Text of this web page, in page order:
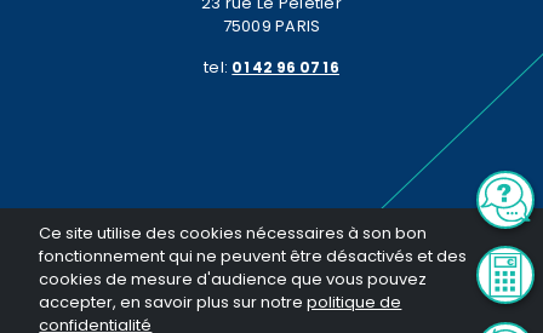
Ce site utilise des cookies nécessaires à son bon
fonctionnement qui ne peuvent être désactivés et des
cookies de mesure d'audience que vous pouvez
accepter, en savoir plus sur notrepolitique de
confidentialité
75009 PARIS
tel: 01 42 96 07 16
© K2 Patrimoine 2026. Tous droits réservés. Toute reproduction même
partielle sans notre autorisation est interdite
Réalisation General Web